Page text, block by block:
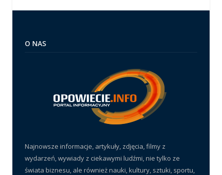
O NAS
Najnowsze informacje, artykuły, zdjęcia, filmy z
wydarzeń, wywiady z ciekawymi ludźmi, nie tylko ze
świata biznesu, ale również nauki, kultury, sztuki, sportu,